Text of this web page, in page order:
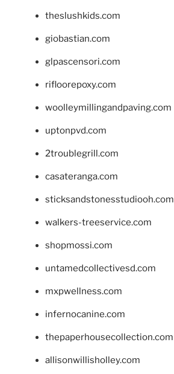
theslushkids.com
giobastian.com
glpascensori.com
rifloorepoxy.com
woolleymillingandpaving.com
uptonpvd.com
2troublegrill.com
casateranga.com
sticksandstonesstudiooh.com
walkers-treeservice.com
shopmossi.com
untamedcollectivesd.com
mxpwellness.com
infernocanine.com
thepaperhousecollection.com
allisonwillisholley.com